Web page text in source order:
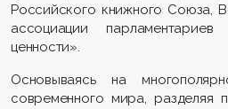
Российского книжного Союза,
ассоциации
ценности».
Основываясь на
современного мира, разделяя